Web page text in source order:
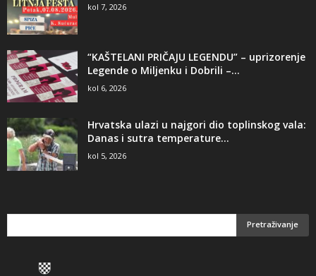
kol 7, 2026
“KAŠTELANI PRIČAJU LEGENDU” – uprizorenje
Legende o Miljenku i Dobrili –...
kol 6, 2026
Hrvatska ulazi u najgori dio toplinskog vala:
Danas i sutra temperature...
kol 5, 2026